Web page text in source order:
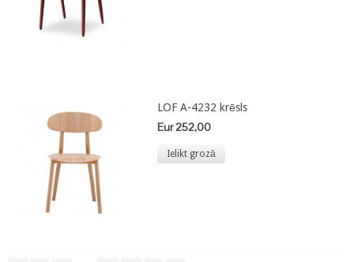
LOF A-4232 krēsls
Eur 252,00
Ielikt grozā